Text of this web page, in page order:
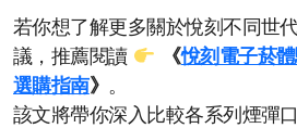
若你想了解更多關於悅刻不同世
議，推薦閱讀
《悅刻電子菸
選購指南》 。
該文將帶你深入比較各系列煙彈